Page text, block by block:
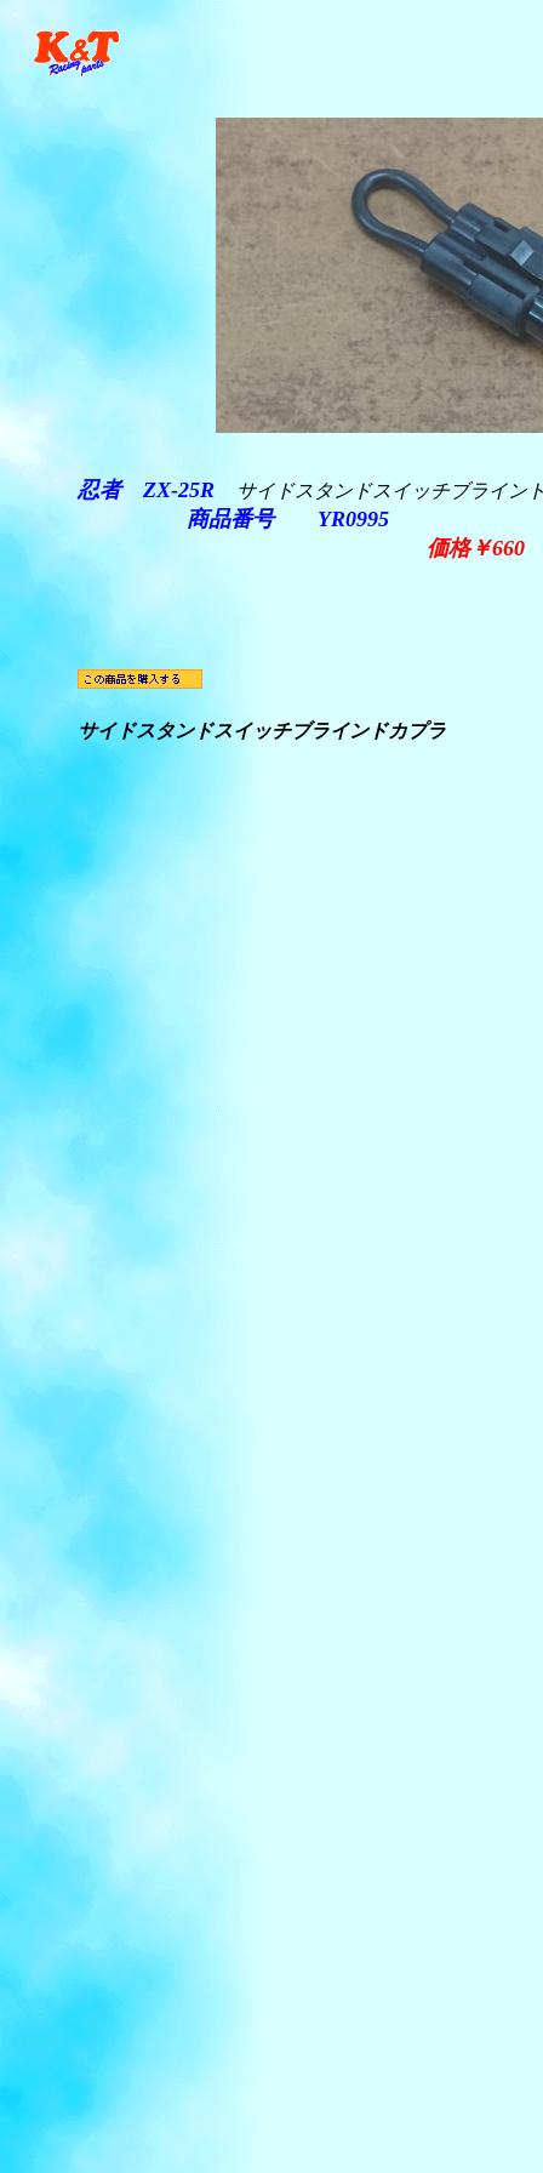
忍者 ZX-25R サイドスタンドスイッチブライン
商品番号 YR0995
価格￥660
サイドスタンドスイッチブラインドカプラ